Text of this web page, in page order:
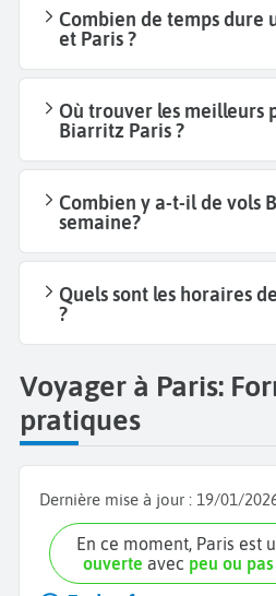
Combien de temps
et Paris ?
Où trouver les meilleurs
Biarritz Paris ?
Combien y a-t-il de vols
semaine?
Quels sont les horaires
?
Voyager à Paris:
pratiques
Dernière mise à jour : 19/01/
En ce moment, Paris est
ouverte avec peu ou